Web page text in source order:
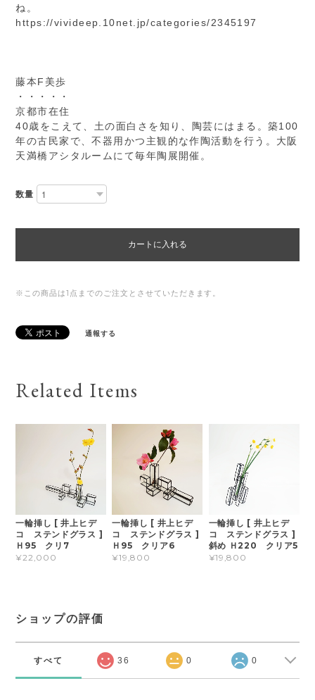
ね。
https://vivideep.10net.jp/categories/2345197
藤本F美歩
・・・・・
京都市在住
40歳をこえて、土の面白さを知り、陶芸にはまる。築100
年の古民家で、不器用かつ主観的な作陶活動を行う。大阪
天満橋アシタルームにて毎年陶展開催。
数量
カートに入れる
※この商品は1点までのご注文とさせていただきます。
通報する
Related Items
一輪挿し [ 井上ヒデ
コ ステンドグラス ]
Ｈ95 クリ7
¥22,000
一輪挿し [ 井上ヒデ
コ ステンドグラス ]
Ｈ95 クリア6
¥19,800
一輪挿し [ 井上ヒデ
コ ステンドグラス ]
斜め Ｈ220 クリア5
¥19,800
ショップの評価
すべて 36 0 0